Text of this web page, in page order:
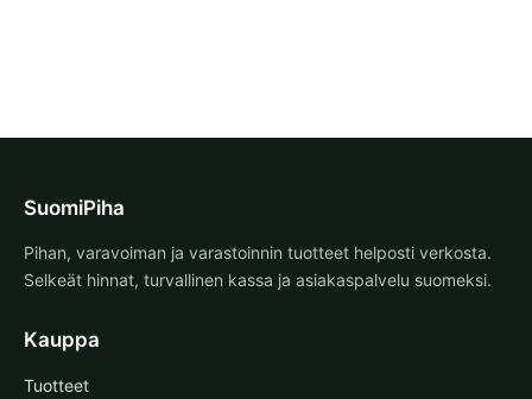
SuomiPiha
Pihan, varavoiman ja varastoinnin tuotteet helposti verkosta.
Selkeät hinnat, turvallinen kassa ja asiakaspalvelu suomeksi.
Kauppa
Tuotteet